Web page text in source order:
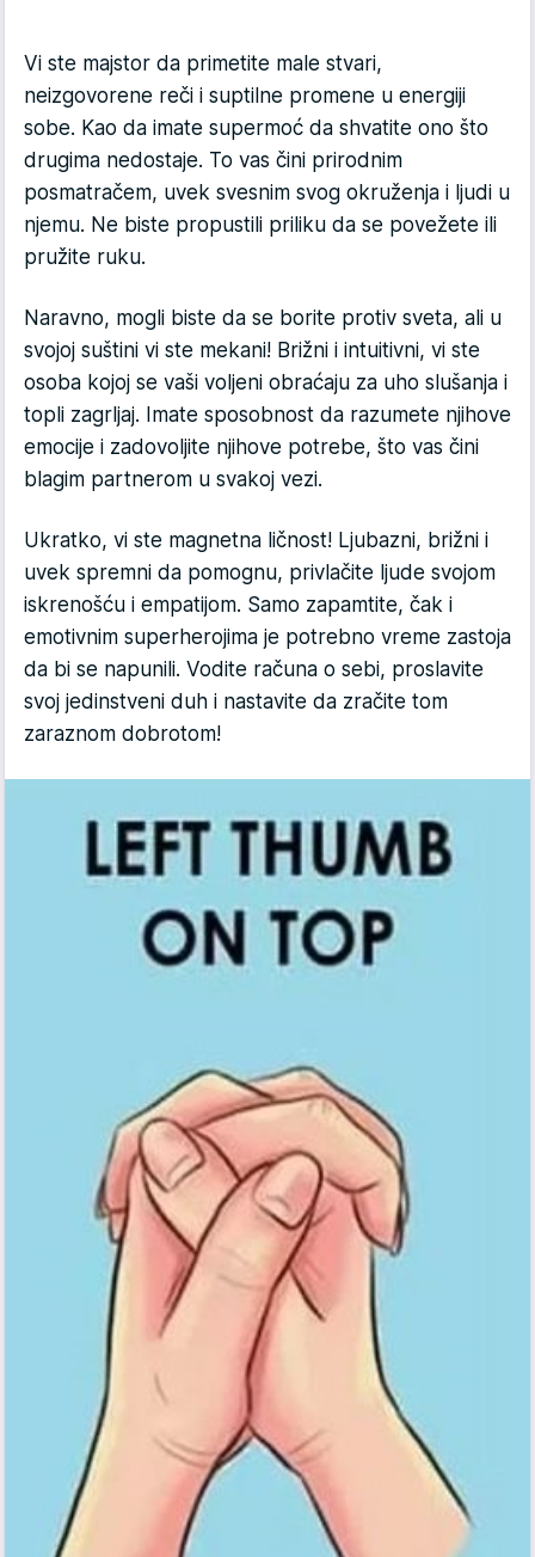
Vi ste majstor da primetite male stvari,
neizgovorene reči i suptilne promene u energiji
sobe. Kao da imate supermoć da shvatite ono što
drugima nedostaje. To vas čini prirodnim
posmatračem, uvek svesnim svog okruženja i ljudi u
njemu. Ne biste propustili priliku da se povežete ili
pružite ruku.
Naravno, mogli biste da se borite protiv sveta, ali u
svojoj suštini vi ste mekani! Brižni i intuitivni, vi ste
osoba kojoj se vaši voljeni obraćaju za uho slušanja i
topli zagrljaj. Imate sposobnost da razumete njihove
emocije i zadovoljite njihove potrebe, što vas čini
blagim partnerom u svakoj vezi.
Ukratko, vi ste magnetna ličnost! Ljubazni, brižni i
uvek spremni da pomognu, privlačite ljude svojom
iskrenošću i empatijom. Samo zapamtite, čak i
emotivnim superherojima je potrebno vreme zastoja
da bi se napunili. Vodite računa o sebi, proslavite
svoj jedinstveni duh i nastavite da zračite tom
zaraznom dobrotom!